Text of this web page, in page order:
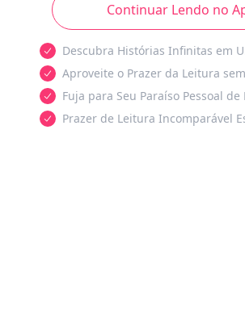
Continuar Lendo no
Descubra Histórias Infinitas em
Aproveite o Prazer da Leitura
Fuja para Seu Paraíso Pessoal de
Prazer de Leitura Incomparável